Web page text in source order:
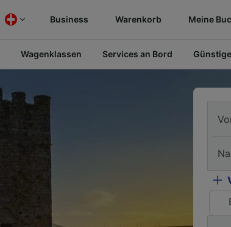
Business Warenkorb Meine
Wagenklassen Services an Bord